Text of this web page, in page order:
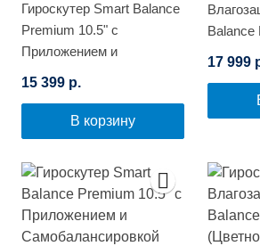
Гироскутер Smart Balance
Premium 10.5" с
Приложением и
Самобалансировкой
(Цветной огонь)
15 399 р.
В корзину
Balance
17 999